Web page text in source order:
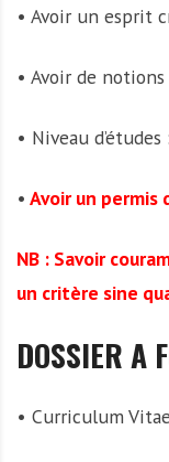
• Avoir un esprit
• Avoir de
• Niveau
• Avoir un permis
NB : Savoir
un critère sine
DOSSIER A
• Curriculum Vitae